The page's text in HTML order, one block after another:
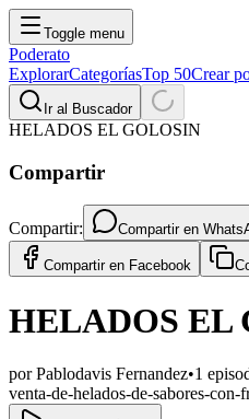
Toggle menu
Poderato
ExplorarCategoríasTop 50Crear
Ir al Buscador
HELADOS EL GOLOSIN
Compartir
Compartir: Compartir en
Compartir en Facebook
HELADOS EL
porPablodavis Fernandez•1
venta-de-helados-de-sabores-con-